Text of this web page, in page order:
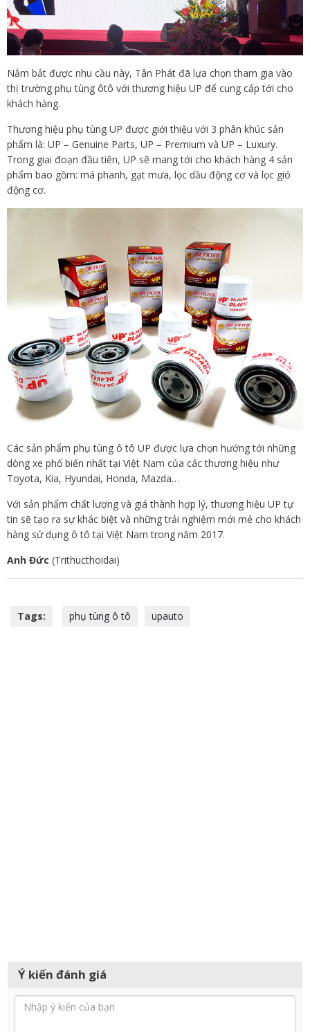
Nắm bắt được nhu cầu này, Tân Phát đã lựa chọn tham gia vào
thị trường phụ tùng ôtô với thương hiệu UP để cung cấp tới cho
khách hàng.
Thương hiệu phụ tùng UP được giới thiệu với 3 phân khúc sản
phẩm là: UP – Genuine Parts, UP – Premium và UP – Luxury.
Trong giai đoạn đầu tiên, UP sẽ mang tới cho khách hàng 4 sản
phẩm bao gồm: má phanh, gạt mưa, lọc dầu động cơ và lọc gió
động cơ.
Các sản phẩm phụ tùng ô tô UP được lựa chọn hướng tới những
dòng xe phổ biến nhất tại Việt Nam của các thương hiệu như
Toyota, Kia, Hyundai, Honda, Mazda…
Với sản phẩm chất lượng và giá thành hợp lý, thương hiệu UP tự
tin sẽ tạo ra sự khác biệt và những trải nghiệm mới mẻ cho khách
hàng sử dụng ô tô tại Việt Nam trong năm 2017.
Anh Đức (Trithucthoidai)
Tags: phụ tùng ô tô upauto
Ý kiến đánh giá